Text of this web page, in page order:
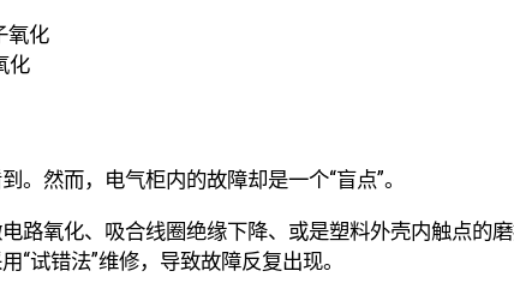
化
然而，电气柜内的故障却是一个“盲点”。
路氧化、吸合线圈绝缘下降、或是塑料外壳内触点的
试错法”维修，导致故障反复出现。